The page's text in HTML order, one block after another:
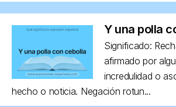
Y una polla
Significado:
afirmado por
incredulidad o
hecho o noticia. Negación rotun...